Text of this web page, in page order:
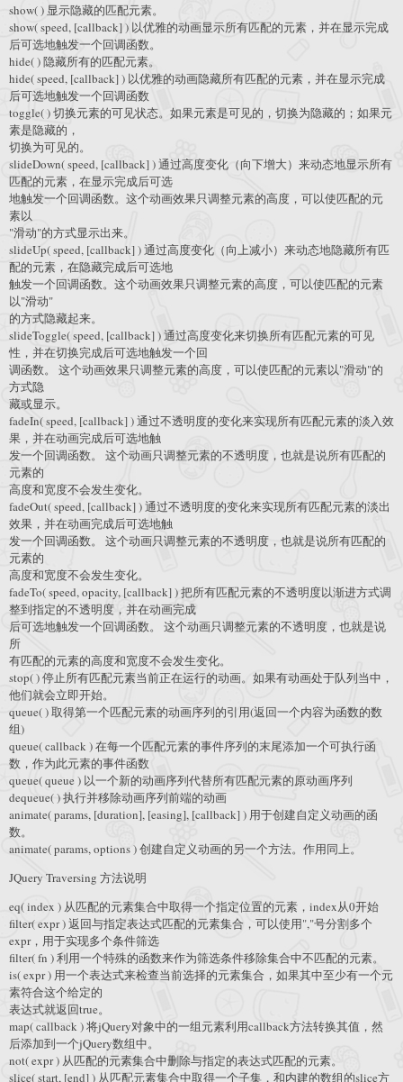
show( ) 显示隐藏的匹配元素。
show( speed, [callback] ) 以优雅的动画显示所有匹配的元素，并在显示完成
后可选地触发一个回调函数。
hide( ) 隐藏所有的匹配元素。
hide( speed, [callback] ) 以优雅的动画隐藏所有匹配的元素，并在显示完成
后可选地触发一个回调函数
toggle( ) 切换元素的可见状态。如果元素是可见的，切换为隐藏的；如果元
素是隐藏的，
切换为可见的。
slideDown( speed, [callback] ) 通过高度变化（向下增大）来动态地显示所有
匹配的元素，在显示完成后可选
地触发一个回调函数。这个动画效果只调整元素的高度，可以使匹配的元
素以
"滑动"的方式显示出来。
slideUp( speed, [callback] ) 通过高度变化（向上减小）来动态地隐藏所有匹
配的元素，在隐藏完成后可选地
触发一个回调函数。这个动画效果只调整元素的高度，可以使匹配的元素
以"滑动"
的方式隐藏起来。
slideToggle( speed, [callback] ) 通过高度变化来切换所有匹配元素的可见
性，并在切换完成后可选地触发一个回
调函数。 这个动画效果只调整元素的高度，可以使匹配的元素以"滑动"的
方式隐
藏或显示。
fadeIn( speed, [callback] ) 通过不透明度的变化来实现所有匹配元素的淡入效
果，并在动画完成后可选地触
发一个回调函数。 这个动画只调整元素的不透明度，也就是说所有匹配的
元素的
高度和宽度不会发生变化。
fadeOut( speed, [callback] ) 通过不透明度的变化来实现所有匹配元素的淡出
效果，并在动画完成后可选地触
发一个回调函数。 这个动画只调整元素的不透明度，也就是说所有匹配的
元素的
高度和宽度不会发生变化。
fadeTo( speed, opacity, [callback] ) 把所有匹配元素的不透明度以渐进方式调
整到指定的不透明度，并在动画完成
后可选地触发一个回调函数。 这个动画只调整元素的不透明度，也就是说
所
有匹配的元素的高度和宽度不会发生变化。
stop( ) 停止所有匹配元素当前正在运行的动画。如果有动画处于队列当中，
他们就会立即开始。
queue( ) 取得第一个匹配元素的动画序列的引用(返回一个内容为函数的数
组)
queue( callback ) 在每一个匹配元素的事件序列的末尾添加一个可执行函
数，作为此元素的事件函数
queue( queue ) 以一个新的动画序列代替所有匹配元素的原动画序列
dequeue( ) 执行并移除动画序列前端的动画
animate( params, [duration], [easing], [callback] ) 用于创建自定义动画的函
数。
animate( params, options ) 创建自定义动画的另一个方法。作用同上。
JQuery Traversing 方法说明
eq( index ) 从匹配的元素集合中取得一个指定位置的元素，index从0开始
filter( expr ) 返回与指定表达式匹配的元素集合，可以使用","号分割多个
expr，用于实现多个条件筛选
filter( fn ) 利用一个特殊的函数来作为筛选条件移除集合中不匹配的元素。
is( expr ) 用一个表达式来检查当前选择的元素集合，如果其中至少有一个元
素符合这个给定的
表达式就返回true。
map( callback ) 将jQuery对象中的一组元素利用callback方法转换其值，然
后添加到一个jQuery数组中。
not( expr ) 从匹配的元素集合中删除与指定的表达式匹配的元素。
slice( start, [end] ) 从匹配元素集合中取得一个子集，和内建的数组的slice方